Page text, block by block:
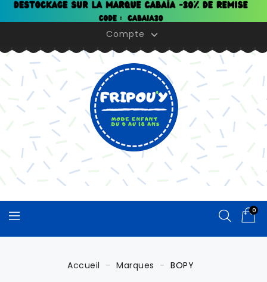
Compte 
0
Accueil Marques BOPY
Panneau de gestion des cookies